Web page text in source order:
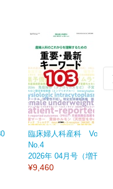
臨床婦人科産科 Vol.80
No.4
2026年 04月号（増刊号）
¥9,460